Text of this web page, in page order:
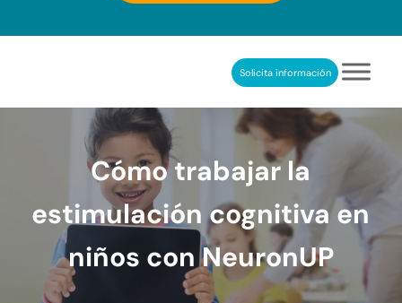
REHABILITACIÓN COGNITIVA PROFESIONALSolicita información
Cómo trabajar la
estimulación cognitiva en
niños con NeuronUP